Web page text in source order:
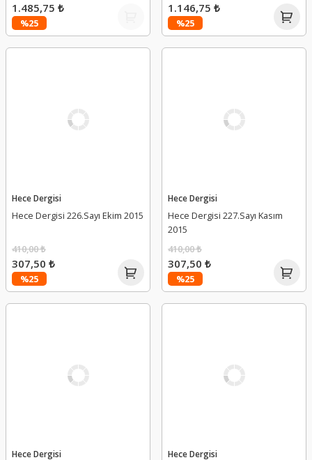
%25
1.485,75 ₺
%25
1.146,75 ₺
Hece Dergisi
Hece Dergisi 226.Sayı Ekim 2015
%25
410,00 ₺
307,50 ₺
Hece Dergisi
Hece Dergisi 227.Sayı Kasım
2015
%25
410,00 ₺
307,50 ₺
Hece Dergisi Hece Dergisi